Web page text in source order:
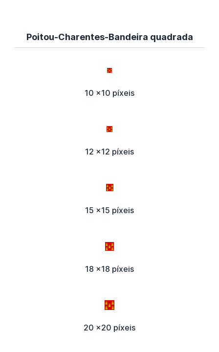
Poitou-Charentes-Bandeira quadrada
10 x10 píxeis
12 x12 píxeis
15 x15 píxeis
18 x18 píxeis
20 x20 píxeis